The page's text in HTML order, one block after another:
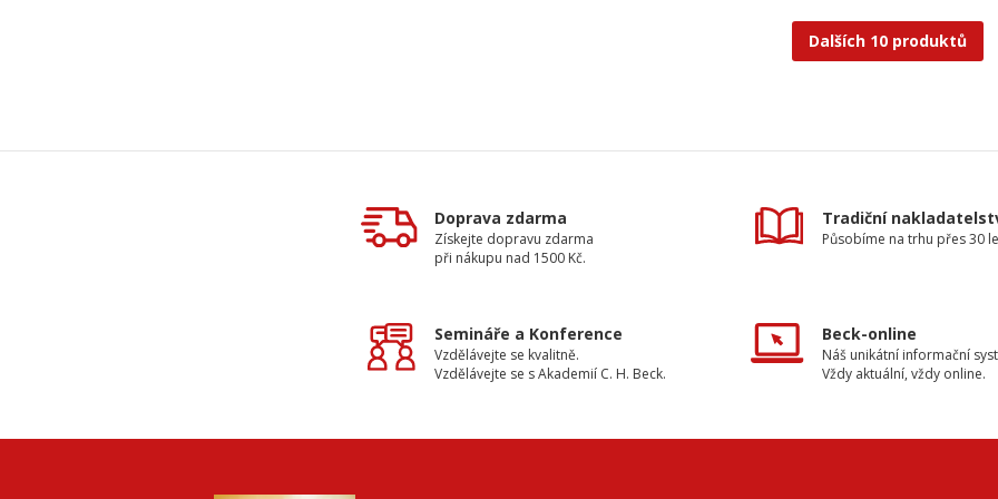
Dalších 10 produktů
Doprava zdarma
Získejte dopravu zdarma
při nákupu nad 1500 Kč.
Tradiční
Působíme na trhu přes 30
Semináře a Konference
Vzdělávejte se kvalitně.
Vzdělávejte se s Akademií C. H. Beck.
Beck-online
Náš unikátní informační
Vždy aktuální, vždy online.